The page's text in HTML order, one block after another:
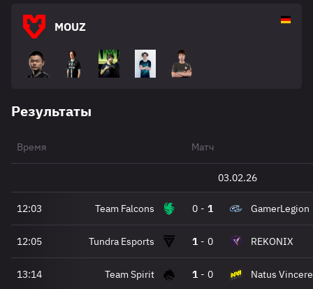
MOUZ
Результаты
Время Матч
03.02.26
12:03 Team Falcons 0 - 1 GamerLegion
12:05 Tundra Esports 1 - 0 REKONIX
13:14 Team Spirit 1 - 0 Natus Vincere